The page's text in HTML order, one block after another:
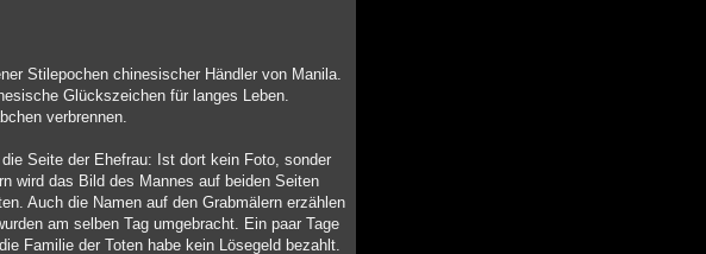
Stilepochen chinesischer Händler von Manila.
Glückszeichen für langes Leben.
verbrennen.
Seite der Ehefrau: Ist dort kein Foto, sonder
wird das Bild des Mannes auf beiden Seiten
Auch die Namen auf den Grabmälern erzählen
am selben Tag umgebracht. Ein paar Tage
Familie der Toten habe kein Lösegeld bezahlt.